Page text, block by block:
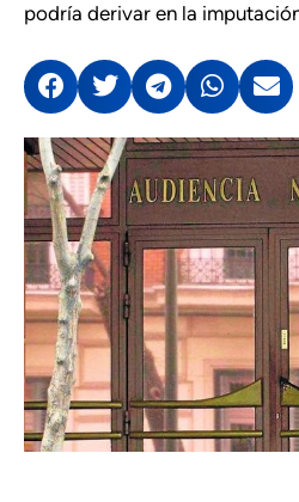
podría derivar en la